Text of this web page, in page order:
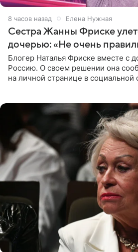
8 часов назад Елена Нужная
Сестра Жанны Фриске
дочерью: «Не очень
Блогер Наталья Фриске вместе с
Россию. О своем решении она
на личной странице в социальной